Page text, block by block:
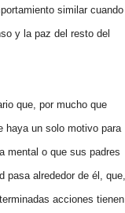
similar cuando
y la paz del resto del
que, por mucho que
haya un solo motivo para
mental o que sus padres
alrededor de él, que,
acciones tienen